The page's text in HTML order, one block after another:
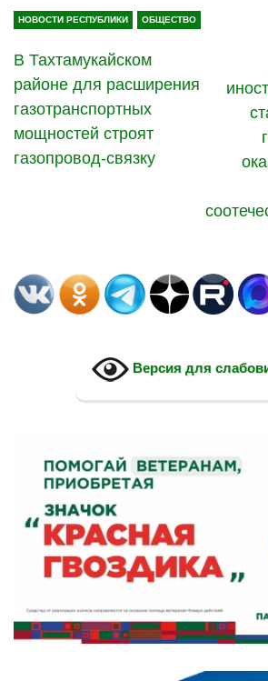
НОВОСТИ РЕСПУБЛИКИ ОБЩЕСТВО
В Тахтамукайском
районе для расширения
газотранспортных
мощностей строят
газопровод-связку
Версия для